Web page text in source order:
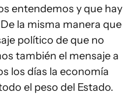
entendemos y que hay
la misma manera que
político de que no
también el mensaje a
los días la economía
el peso del Estado.